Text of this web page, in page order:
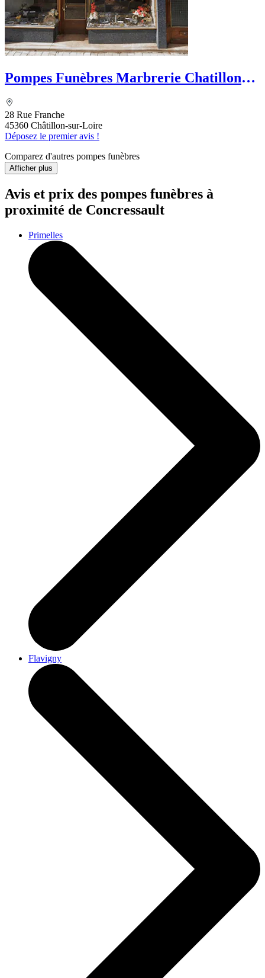
Pompes Funèbres Marbrerie Chatillon
28 Rue Franche
45360 Châtillon-sur-Loire
Déposez le premier avis !
Comparez d'autres pompes funèbres
Afficher plus
Avis et prix des pompes funèbres à
proximité de Concressault
Primelles
Flavigny